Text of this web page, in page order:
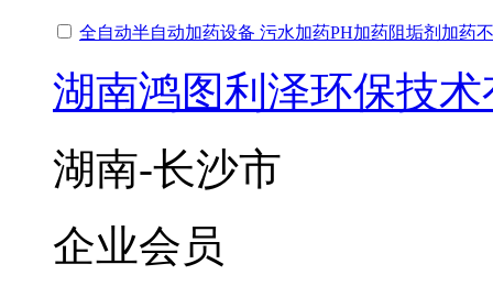
全自动半自动加药设备 污水加药PH加药阻垢剂加药
湖南鸿图利泽环保技
湖南-长沙市
企业会员